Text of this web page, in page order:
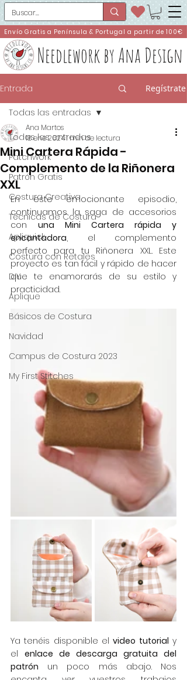
Needlework by Ana Design
Envío Gratis a Península & Portugal a partir de 100€
Entrada Regístrate
Todas las entradas
Patchwork
Patrón Gratis
Costura Creativa
Técnicas de Costura
Apliquick
Costura con Retales
DIY
Aplique
Básicos de Costura
Navidad
Campus de Costura 2023
My First Stitches
Todas las entradas
Mini Cartera Rápida -
Complemento de la Riñonera
XXL
Ana Martos
18 ene 20241 min de lectura
En este emocionante episodio,
continuamos la saga de accesorios
con una Mini Cartera rápida y
encantadora, el complemento
perfecto para tu Riñonera XXL. Este
proyecto es tan fácil y rápido de hacer
que te enamorarás de su estilo y
practicidad.
Ya tenéis disponible el video tutorial y
el enlace de descarga gratuita del
patrón un poco más abajo. Nos